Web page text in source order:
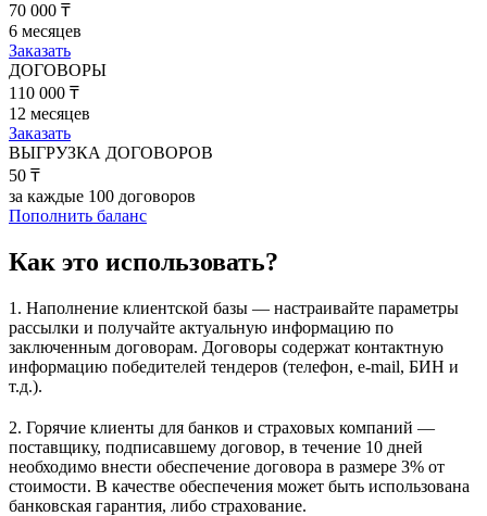
70 000 ₸
6 месяцев
Заказать
ДОГОВОРЫ
110 000 ₸
12 месяцев
Заказать
ВЫГРУЗКА ДОГОВОРОВ
50 ₸
за каждые 100 договоров
Пополнить баланс
Как это использовать?
1. Наполнение клиентской базы — настраивайте параметры
рассылки и получайте актуальную информацию по
заключенным договорам. Договоры содержат контактную
информацию победителей тендеров (телефон, e-mail, БИН и
т.д.).
2. Горячие клиенты для банков и страховых компаний —
поставщику, подписавшему договор, в течение 10 дней
необходимо внести обеспечение договора в размере 3% от
стоимости. В качестве обеспечения может быть использована
банковская гарантия, либо страхование.